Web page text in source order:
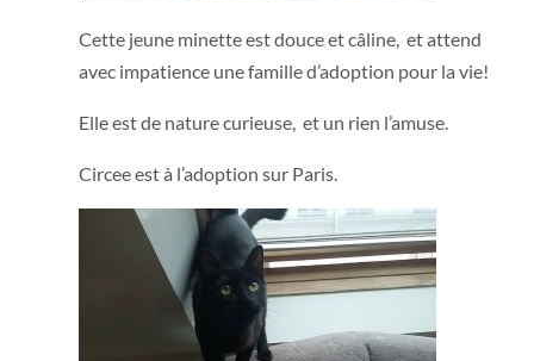
Cette jeune minette est douce et câline, et attend
avec impatience une famille d’adoption pour la vie!
Elle est de nature curieuse, et un rien l’amuse.
Circee est à l’adoption sur Paris.